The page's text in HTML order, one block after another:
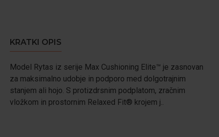
KRATKI OPIS
Model Rytas iz serije Max Cushioning Elite™ je zasnovan
za maksimalno udobje in podporo med dolgotrajnim
stanjem ali hojo. S protizdrsnim podplatom, zračnim
vložkom in prostornim Relaxed Fit® krojem j..